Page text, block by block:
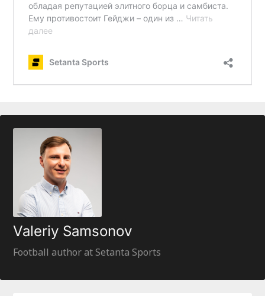
Valeriy Samsonov
Football author at Setanta Sports